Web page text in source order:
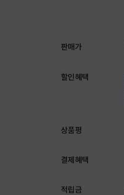
판매가
할인혜택
상품평
결제혜택
적립금